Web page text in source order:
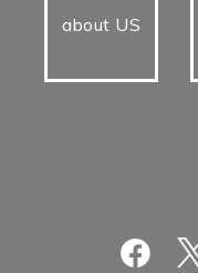
about US